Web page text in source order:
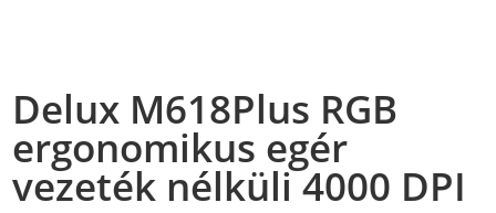
Delux M618Plus RGB
ergonomikus egér
vezeték nélküli 4000 DPI